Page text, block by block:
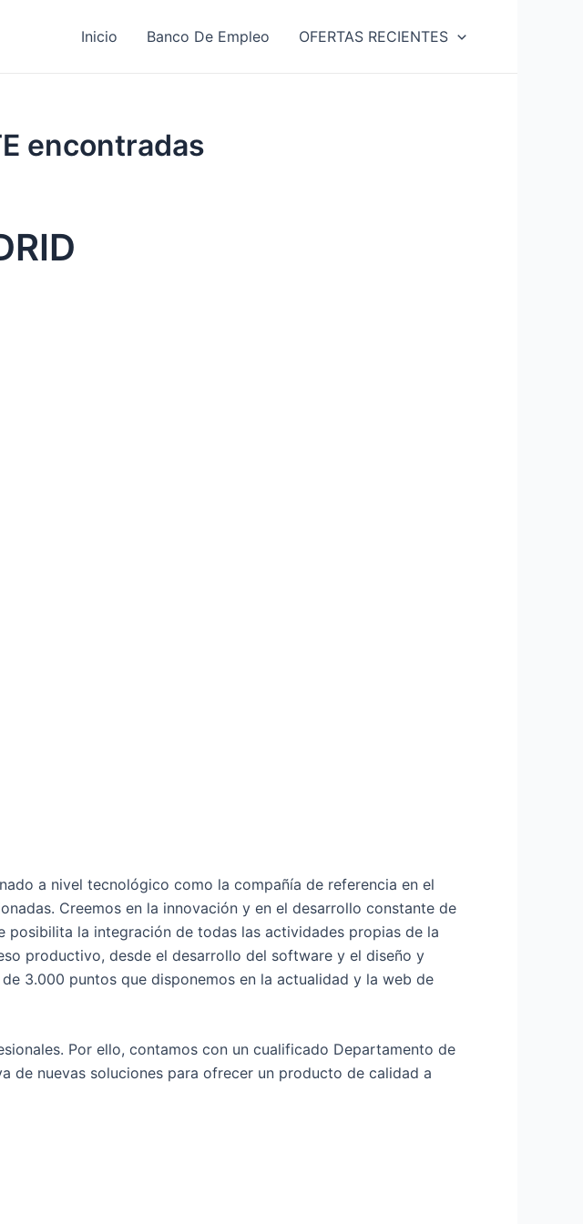
Inicio Banco De Empleo OFERTAS RECIENTES
encontradas
a nivel tecnológico como la compañía de referencia en el
Creemos en la innovación y en el desarrollo constante de
posibilita la integración de todas las actividades propias de la
productivo, desde el desarrollo del software y el diseño y
3.000 puntos que disponemos en la actualidad y la web de
Por ello, contamos con un cualificado Departamento de
de nuevas soluciones para ofrecer un producto de calidad a